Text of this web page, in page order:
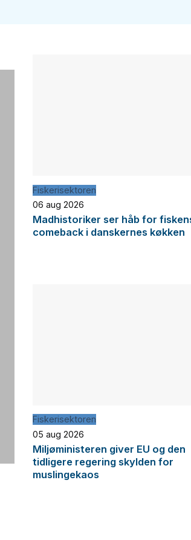
Fiskerisektoren
06 aug 2026
Madhistoriker ser håb for
comeback i danskernes køkken
Fiskerisektoren
05 aug 2026
Miljøministeren giver EU og den
tidligere regering skylden for
muslingekaos